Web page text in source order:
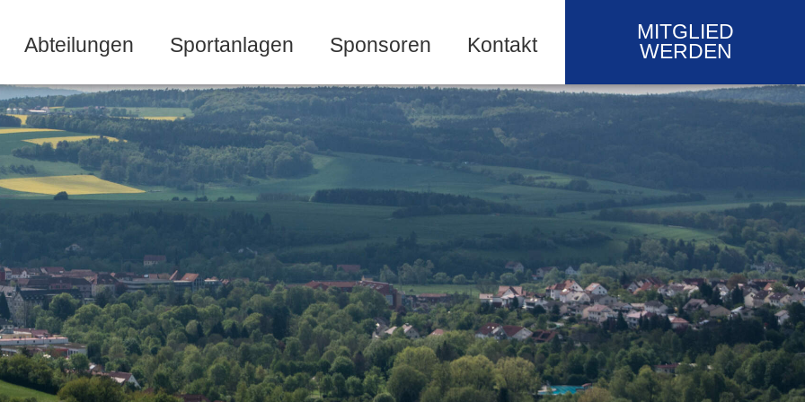
Abteilungen Sportanlagen Sponsoren Kontakt
MITGLIED
WERDEN